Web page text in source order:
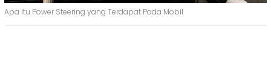
Apa Itu Power Steering yang Terdapat Pada Mobil